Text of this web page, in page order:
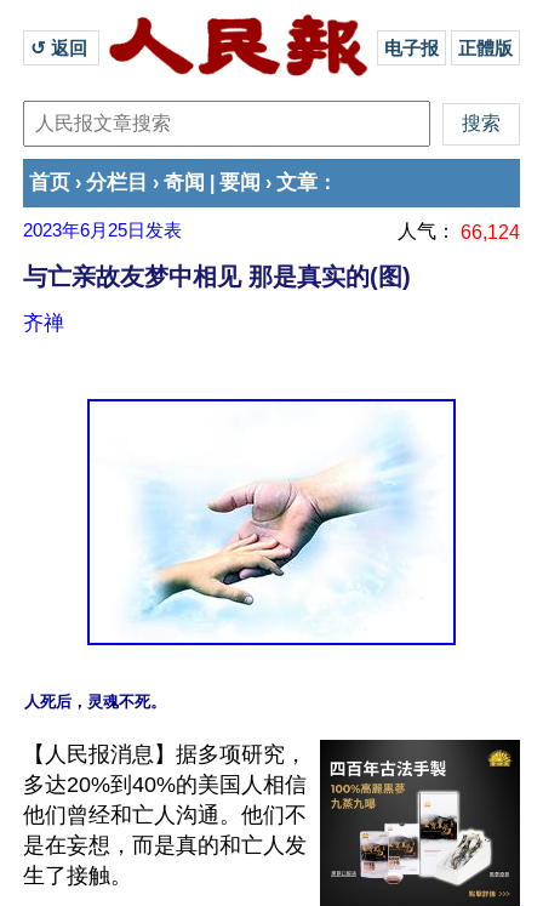
↺ 返回 电子报 正體版
首页 › 分栏目 › 奇闻 要闻 › 文章 ：
2023年6月25日 发表 人气： 66,124
与亡亲故友梦中相见 那是真实的(图)
齐禅
【人民报消息】据多项研究，
多达20%到40%的美国人相信
他们曾经和亡人沟通。他们不
是在妄想，而是真的和亡人发
生了接触。